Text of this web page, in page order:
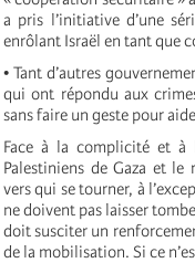
a pris l’initiative d’une
enrôlant Israël en tant que
• Tant d’autres
qui ont répondu aux
sans faire un geste pour
Face à la complicité et à
Palestiniens de Gaza et le
vers qui se tourner, à
ne doivent pas laisser
doit susciter un
de la mobilisation. Si ce